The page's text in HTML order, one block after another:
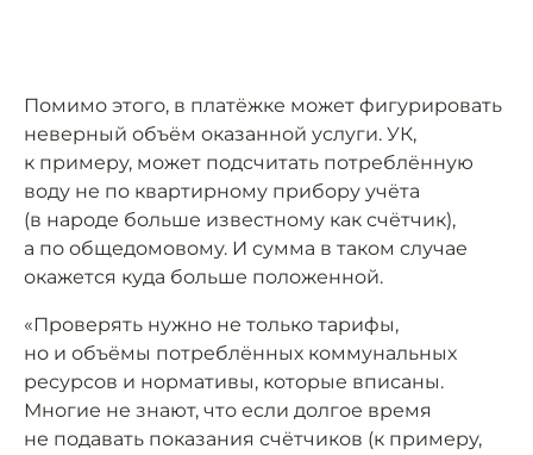
Помимо этого, в платёжке может фигурировать
неверный объём оказанной услуги. УК,
к примеру, может подсчитать потреблённую
воду не по квартирному прибору учёта
(в народе больше известному как счётчик),
а по общедомовому. И сумма в таком случае
окажется куда больше положенной.
«Проверять нужно не только тарифы,
но и объёмы потреблённых коммунальных
ресурсов и нормативы, которые вписаны.
Многие не знают, что если долгое время
не подавать показания счётчиков (к примеру,